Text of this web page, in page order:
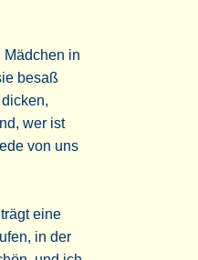
Mädchen in
besaß
wer ist
von uns
eine
in der